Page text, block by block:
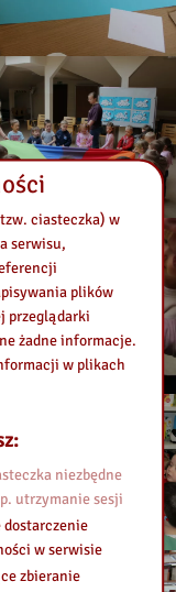
ciasteczka) w
serwisu,
plików
przeglądarki
żadne informacje.
w plikach
niezbędne
utrzymanie sesji
dostarczenie
w serwisie
zbieranie